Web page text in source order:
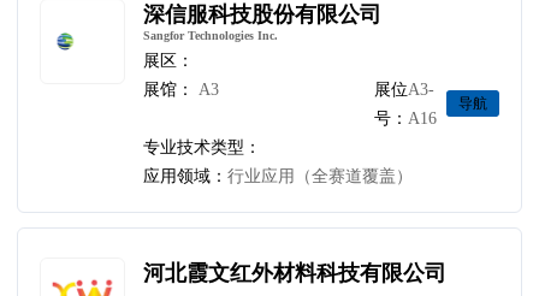
深信服科技股份有限公司
Sangfor Technologies Inc.
展区：
展馆：
A3
展位
号：
A3-
A16
导航
专业技术类型：
应用领域：行业应用（全赛道覆盖）
河北霞文红外材料科技有限公司